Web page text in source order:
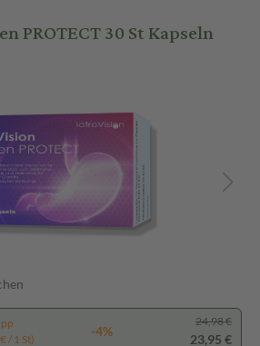
PROTECT 30 St Kapseln
/ 1 St)
-4%
24,98 €
23,95 €